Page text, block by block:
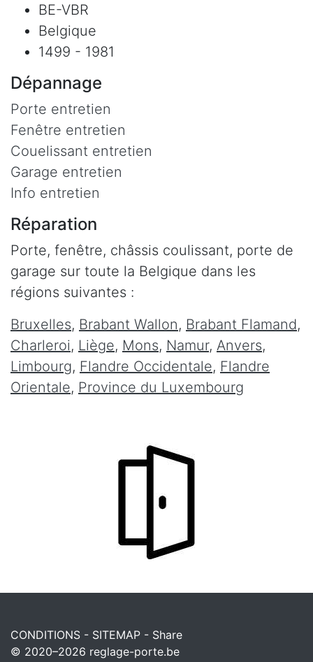
BE-VBR
Belgique
1499 - 1981
Dépannage
Porte entretien
Fenêtre entretien
Couelissant entretien
Garage entretien
Info entretien
Réparation
Porte, fenêtre, châssis coulissant, porte de
garage sur toute la Belgique dans les
régions suivantes :
Bruxelles, Brabant Wallon, Brabant Flamand,
Charleroi, Liège, Mons, Namur, Anvers,
Limbourg, Flandre Occidentale, Flandre
Orientale, Province du Luxembourg
CONDITIONS - SITEMAP - Share
© 2020–2026 reglage-porte.be